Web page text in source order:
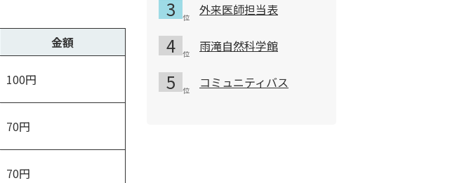
金額
100円
70円
70円
外来医師担当表
雨滝自然科学館
コミュニティバス